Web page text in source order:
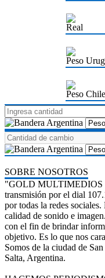
Real
Peso
Peso
SOBRE NOSOTROS
"GOLD MULTIMEDIOS
transmisión por el dial
por todas la redes
calidad de sonido e
con el fin de brindar
objetivo. Es lo que nos
Somos de la ciudad de
Salta, Argentina.